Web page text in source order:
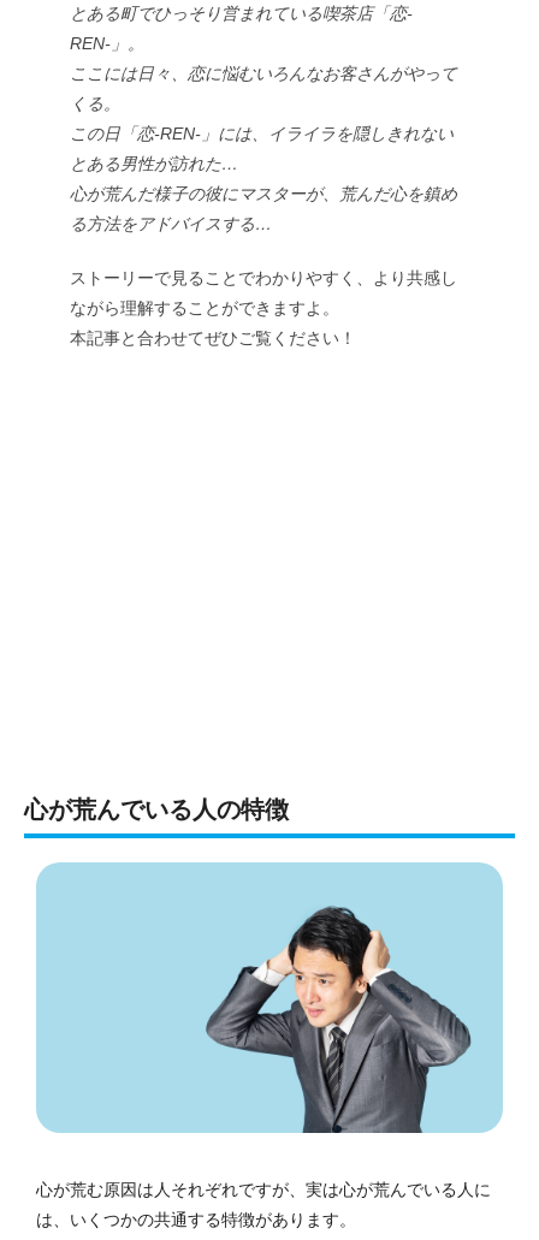
とある町でひっそり営まれている喫茶店「恋-
REN-」。
ここには日々、恋に悩むいろんなお客さんがやって
くる。
この日「恋-REN-」には、イライラを隠しきれない
とある男性が訪れた…
心が荒んだ様子の彼にマスターが、荒んだ心を鎮め
る方法をアドバイスする…
ストーリーで見ることでわかりやすく、より共感し
ながら理解することができますよ。
本記事と合わせてぜひご覧ください！
心が荒んでいる人の特徴
心が荒む原因は人それぞれですが、実は心が荒んでいる人に
は、いくつかの共通する特徴があります。